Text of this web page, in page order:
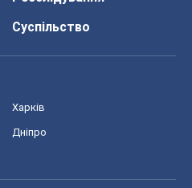
Суспільство
Харків
Дніпро